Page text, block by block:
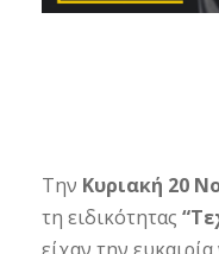
Την Κυριακή 20
τη ειδικότητας